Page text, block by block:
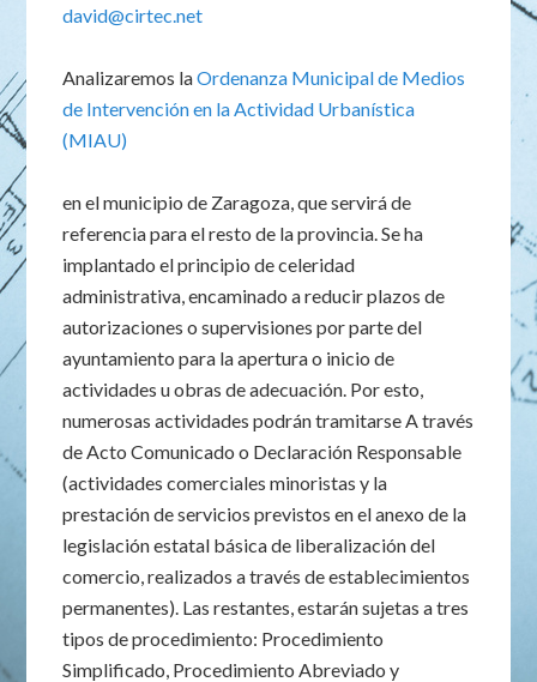
david@cirtec.net
Analizaremos laOrdenanza Municipal de Medios
de Intervención en la Actividad Urbanística
(MIAU)
en el municipio de Zaragoza, que servirá de
referencia para el resto de la provincia. Se ha
implantado el principio de celeridad
administrativa, encaminado a reducir plazos de
autorizaciones o supervisiones por parte del
ayuntamiento para la apertura o inicio de
actividades u obras de adecuación. Por esto,
numerosas actividades podrán tramitarse A través
de Acto Comunicado o Declaración Responsable
(actividades comerciales minoristas y la
prestación de servicios previstos en el anexo de la
legislación estatal básica de liberalización del
comercio, realizados a través de establecimientos
permanentes). Las restantes, estarán sujetas a tres
tipos de procedimiento: Procedimiento
Simplificado, Procedimiento Abreviado y